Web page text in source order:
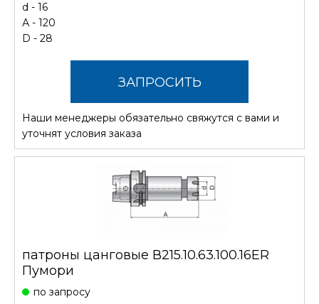
d - 16
А - 120
D - 28
ЗАПРОСИТЬ
СТОИМОСТЬ
Наши менеджеры обязательно свяжутся с вами и
уточнят условия заказа
патроны цанговые В215.10.63.100.16ER
Пумори
по запросу